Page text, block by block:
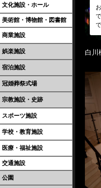
文化施設・ホール
美術館・博物館・図書館
商業施設
娯楽施設
宿泊施設
冠婚葬祭式場
宗教施設・史跡
スポーツ施設
学校・教育施設
医療・福祉施設
交通施設
公園
白川